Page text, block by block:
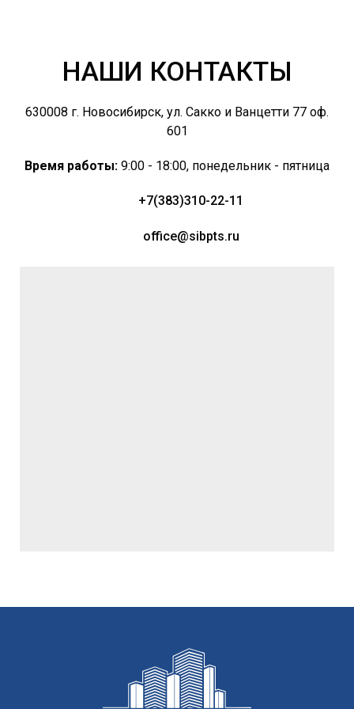
НАШИ КОНТАКТЫ
630008 г. Новосибирск, ул. Сакко и Ванцетти 77 оф.
601
Время работы: 9:00 - 18:00, понедельник - пятница
+7(383)310-22-11
office@sibpts.ru